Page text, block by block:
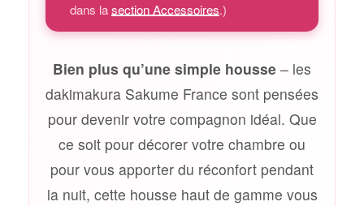
dans lasection Accessoires.)
Bien plus qu’une simple housse – les
dakimakura Sakume France sont pensées
pour devenir votre compagnon idéal. Que
ce soit pour décorer votre chambre ou
pour vous apporter du réconfort pendant
la nuit, cette housse haut de gamme vous